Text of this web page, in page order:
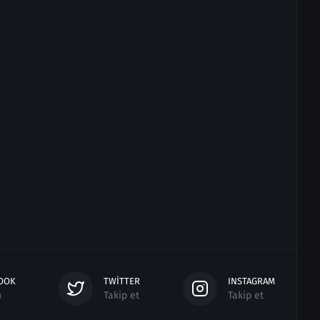
TWITTER
Takip et
INSTAGRAM
Takip et